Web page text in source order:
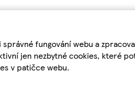
fungování webu a
jen nezbytné cookies, které
v patičce webu.